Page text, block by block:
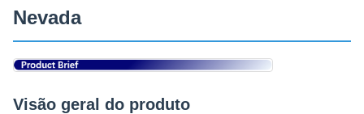
Nevada
Visão geral do produto